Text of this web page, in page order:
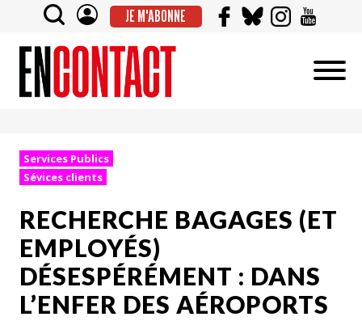
JE M'ABONNE
Services Publics
Sévices clients
RECHERCHE BAGAGES (ET
EMPLOYÉS)
DÉSESPÉRÉMENT : DANS
L’ENFER DES AÉROPORTS